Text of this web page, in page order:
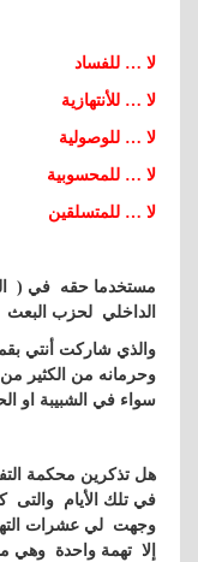
لا … للفساد
لا … للأنتهازية
لا … للوصولية
لا … للمحسوبية
لا … للمتسلقين
مستخدما حقه في (
الداخلي لحزب البعث
والذي شاركت أنتي
وحرمانه من الكثير
سواء في الشبيبة او
هل تذكرين محكمة
في تلك الأيام والتى
وجهت لي عشرات التهم
إلا تهمة واحدة وهي